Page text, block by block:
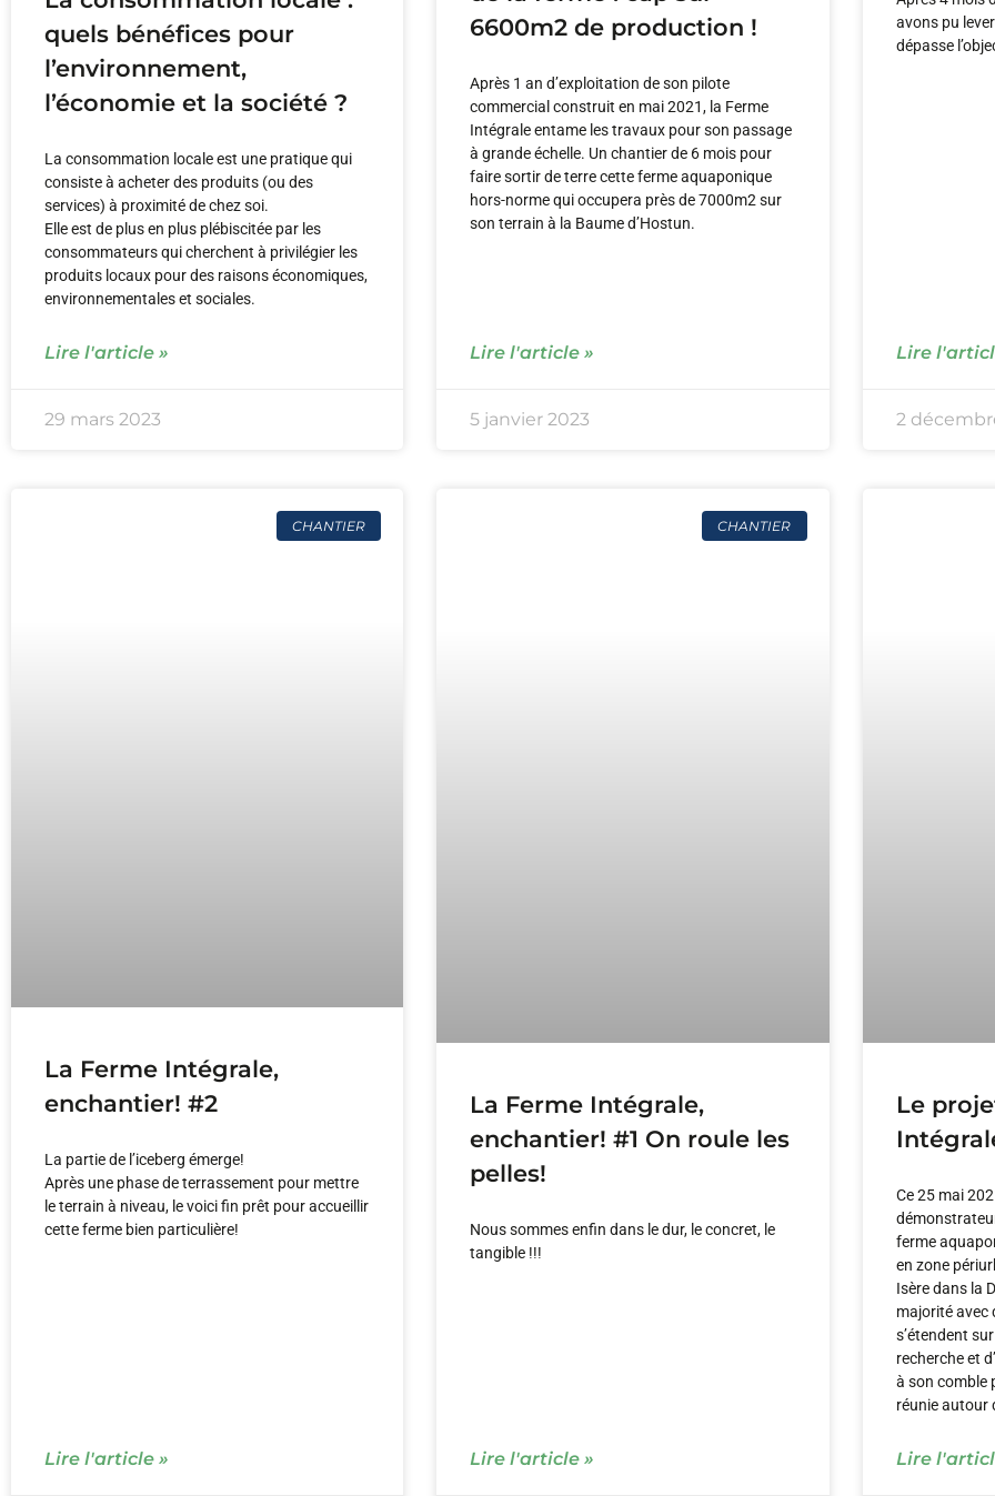
quels bénéfices pour
l’environnement,
l’économie et la société ?
La consommation locale est une pratique qui
consiste à acheter des produits (ou des
services) à proximité de chez soi.
Elle est de plus en plus plébiscitée par les
consommateurs qui cherchent à privilégier les
produits locaux pour des raisons économiques,
environnementales et sociales.
Lire l'article »
29 mars 2023
6600m2 de production !
Après 1 an d’exploitation de son pilote
commercial construit en mai 2021, la Ferme
Intégrale entame les travaux pour son passage
à grande échelle. Un chantier de 6 mois pour
faire sortir de terre cette ferme aquaponique
hors-norme qui occupera près de 7000m2 sur
son terrain à la Baume d’Hostun.
Lire l'article »
5 janvier 2023
avons pu
dépasse
Lire
2
CHANTIER
La Ferme Intégrale,
enchantier! #2
La partie de l’iceberg émerge!
Après une phase de terrassement pour mettre
le terrain à niveau, le voici fin prêt pour accueillir
cette ferme bien particulière!
Lire l'article »
CHANTIER
La Ferme Intégrale,
enchantier! #1 On roule les
pelles!
Nous sommes enfin dans le dur, le concret, le
tangible !!!
Lire l'article »
Le
Ce 25 mai
ferme
en zone
Isère dans la
majorité avec
s’étendent
recherche et
à son comble
réunie autour
Lire